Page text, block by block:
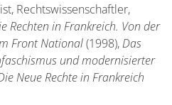
Rechtswissenschaftler,
Rechten in Frankreich. Von der
Front National(1998),Das
und modernisierter
Neue Rechte in Frankreich